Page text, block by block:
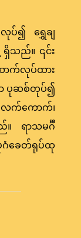
ပ်၍ ရွှေချ
ရှိသည်။ ၎င်း
က်လုပ်ထား
ာ ပုဆစ်တုပ်၍
က်ကောက်၊
။ ရာသမင်္ဂီ
ဂံခေတ်ရုပ်ထု